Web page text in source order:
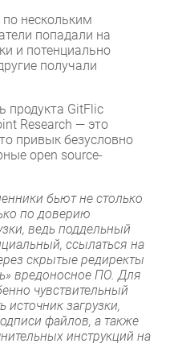
нескольким
попадали на
и потенциально
получали
продукта GitFlic
Research — это
привык безусловно
open source-
бьют не столько
по доверию
ведь поддельный
ссылаться на
скрытые редиректы
вредоносное ПО. Для
чувствительный
источник загрузки,
файлов, а также
инструкций на